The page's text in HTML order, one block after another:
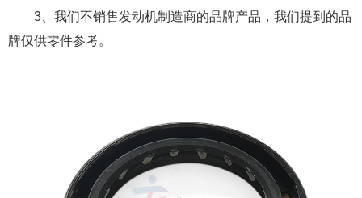
3、我们不销售发动机制造商的品牌产品，我们提到的品
牌仅供零件参考。